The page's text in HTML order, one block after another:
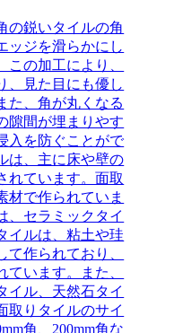
の鋭いタイルの角
ッジを滑らかにし
この加工により、
、見た目にも優し
た、角が丸くなる
隙間が埋まりやす
入を防ぐことがで
は、主に床や壁の
れています。面取
材で作られていま
、セラミックタイ
イルは、粘土や珪
て作られており、
ています。また、
イル、天然石タイ
取りタイルのサイ
角、200mm角な